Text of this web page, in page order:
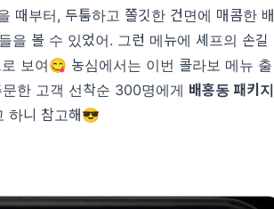
때부터, 두툼하고 쫄깃한 건면에 매콤한 배
을 볼 수 있었어. 그런 메뉴에 셰프의 손길
보여😋 농심에서는 이번 콜라보 메뉴 출
한 고객 선착순 300명에게 배홍동 패키지
하니 참고해😎